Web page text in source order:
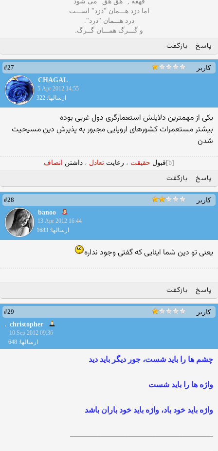
اما دزد هـــمان "دزد" اســـت
درد هـــمان "درد".
و گـــرگ همـــان گــرگ.
پاسخ بازگفت
کاربر
#27
CHAGAL
5 Apr 2012 14:55
ارسالها: 322
یکی از مهمترین دلایلش استعمارگری دول غربی بوده
بیشتر مستعمرات کشورهای اروپایی مجبور به پذیرش دین مسیحیت
شدن
[b] قبول حقیقت ، رعایت تعادل ، داشتن انصاف
پاسخ بازگفت
کاربر
#28
banoo
13 Apr 2012 16:44
ارسالها: 1683
یعنی تو دین شما اینایی که گفتی وجود نداره
پاسخ بازگفت
کاربر
#29
christopher
10 Sep 2012 09:36
ارسالها: 648
چشم ها را باید شست، جور دیگر باید دید
واژه ها را باید شست
واژه باید خود باد، واژه باید خود باران باشد
__________________________________________